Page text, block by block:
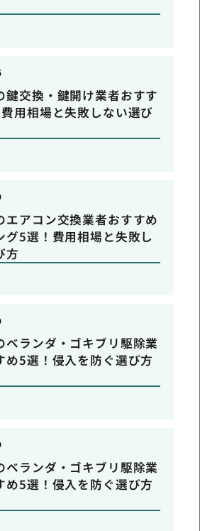
鍵交換・鍵開け業者おすす
用相場と失敗しない選び
エアコン交換業者おすすめ
グ5選！費用相場と失敗し
方
ベランダ・ゴキブリ駆除業
め5選！侵入を防ぐ選び方
ベランダ・ゴキブリ駆除業
め5選！侵入を防ぐ選び方